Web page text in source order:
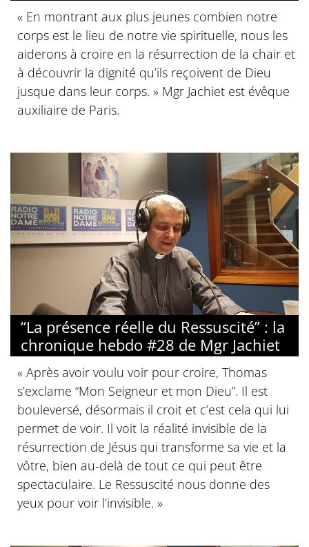
« En montrant aux plus jeunes combien notre
corps est le lieu de notre vie spirituelle, nous les
aiderons à croire en la résurrection de la chair et
à découvrir la dignité qu’ils reçoivent de Dieu
jusque dans leur corps. » Mgr Jachiet est évêque
auxiliaire de Paris.
“La présence réelle du Ressuscité” : la
chronique hebdo #28 de Mgr Jachiet
« Après avoir voulu voir pour croire, Thomas
s’exclame “Mon Seigneur et mon Dieu”. Il est
bouleversé, désormais il croit et c’est cela qui lui
permet de voir. Il voit la réalité invisible de la
résurrection de Jésus qui transforme sa vie et la
vôtre, bien au-delà de tout ce qui peut être
spectaculaire. Le Ressuscité nous donne des
yeux pour voir l’invisible. »